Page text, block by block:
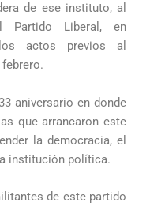
de ese instituto, al
Partido Liberal, en
actos previos al
aniversario en donde
que arrancaron este
la democracia, el
institución política.
de este partido